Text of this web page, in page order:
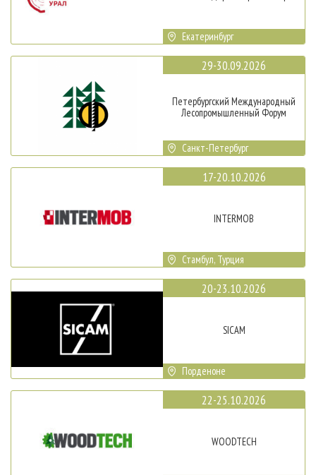
Екатеринбург
29-30.09.2026
Петербургский Международный
Лесопромышленный Форум
Санкт-Петербург
17-20.10.2026
INTERMOB
Стамбул, Турция
20-23.10.2026
SICAM
Порденоне
22-25.10.2026
WOODTECH